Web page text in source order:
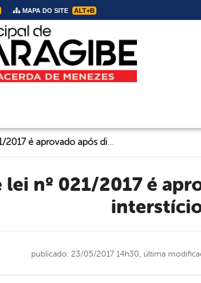
MAPA DO SITE ALT+B
Projeto de lei nº 021/2017 é aprovado após dispensa de interstício
publicado: 23/05/2017 14h30, última